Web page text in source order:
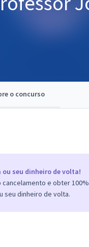
o concurso
seu dinheiro de volta!
e obter
seu dinheiro de volta.